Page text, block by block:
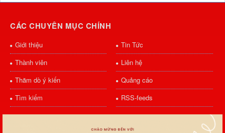
CÁC CHUYÊN MỤC CHÍNH
Giới thiệu
Tin Tức
Thành viên
Liên hệ
Thăm dò ý kiến
Quảng cáo
Tìm kiếm
RSS-feeds